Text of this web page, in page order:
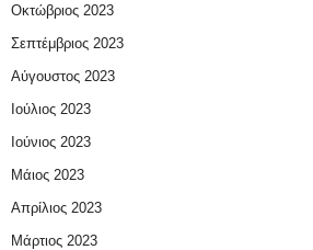
Οκτώβριος 2023
Σεπτέμβριος 2023
Αύγουστος 2023
Ιούλιος 2023
Ιούνιος 2023
Μάιος 2023
Απρίλιος 2023
Μάρτιος 2023